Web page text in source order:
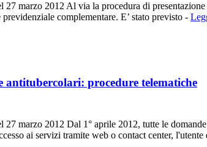
27 marzo 2012 Al via la procedura di
complementare. E’ stato previsto -
antitubercolari: procedure telematiche
marzo 2012 Dal 1° aprile 2012, tutte le
ai servizi tramite web o contact center, l'utente